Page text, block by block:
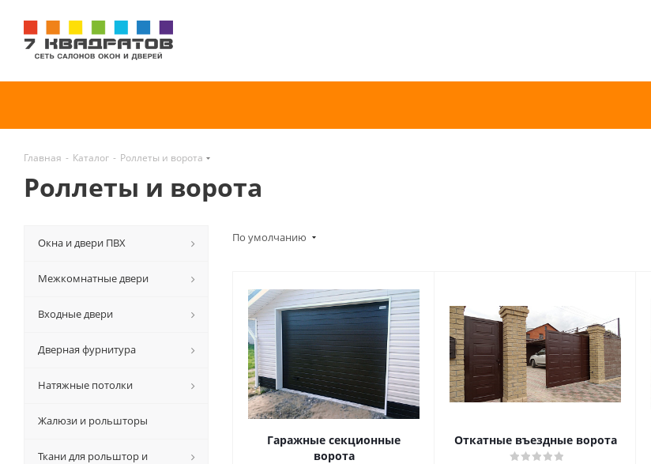
Главная - Каталог - Роллеты и ворота
Роллеты и ворота
По умолчанию
Гаражные секционные
ворота
Откатные въездные ворота
Окна и двери ПВХ
Межкомнатные двери
Входные двери
Дверная фурнитура
Натяжные потолки
Жалюзи и рольшторы
Ткани для рольштор и